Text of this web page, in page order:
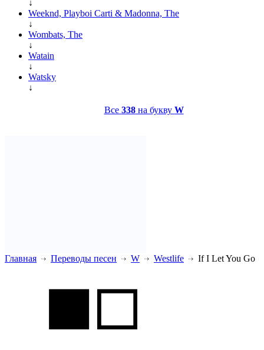
↓
Weeknd, Playboi Carti & Madonna, The
↓
Wombats, The
↓
Watain
↓
Watsky
↓
Все 338на букву W
Главная Переводы песен W Westlife If I Let You Go